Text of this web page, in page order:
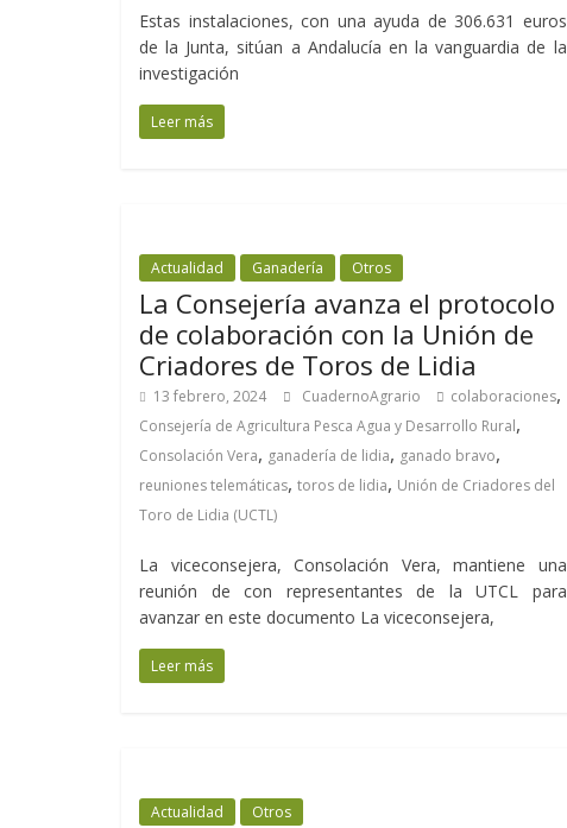
Estas instalaciones, con una ayuda de 306.631 euros
de la Junta, sitúan a Andalucía en la vanguardia de la
investigación
Leer más
Actualidad Ganadería Otros
La Consejería avanza el protocolo
de colaboración con la Unión de
Criadores de Toros de Lidia
13 febrero, 2024 CuadernoAgrario colaboraciones,
Consejería de Agricultura Pesca Agua y Desarrollo Rural,
Consolación Vera, ganadería de lidia, ganado bravo,
reuniones telemáticas, toros de lidia, Unión de Criadores del
Toro de Lidia (UCTL)
La viceconsejera, Consolación Vera, mantiene una
reunión de con representantes de la UTCL para
avanzar en este documento La viceconsejera,
Leer más
Actualidad Otros